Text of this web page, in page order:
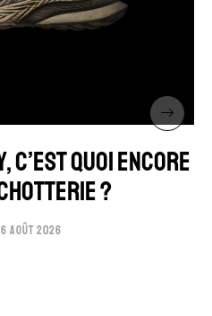
C’EST QUOI ENCORE
?
6 AOÛT 2026